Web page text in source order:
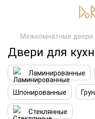
Межкомнатные двери
Двери для
Ламинированные
Шпонированные
Стеклянные